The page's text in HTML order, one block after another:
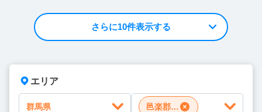
さらに10件表示する
エリア
群馬県 邑楽郡明和町